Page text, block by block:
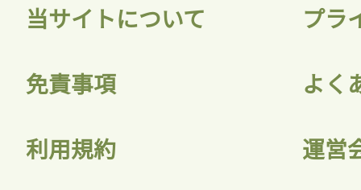
会員登録
当サイトについて プラ
免責事項 よく
利用規約 運営